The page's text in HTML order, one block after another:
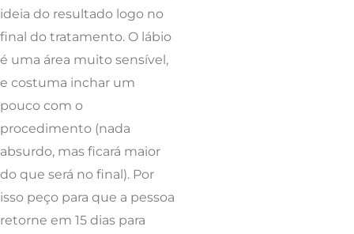
ideia do resultado logo no
final do tratamento. O lábio
é uma área muito sensível,
e costuma inchar um
pouco com o
procedimento (nada
absurdo, mas ficará maior
do que será no final). Por
isso peço para que a pessoa
retorne em 15 dias para